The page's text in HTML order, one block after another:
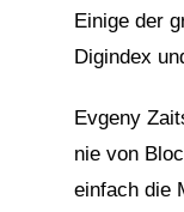
Einige der
Digindex
Evgeny
nie von
einfach die